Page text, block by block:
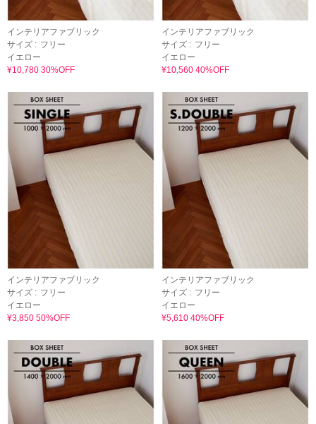
インテリアファブリック
サイズ : フリー
イエロー
¥10,780 30%OFF
インテリアファブリック
サイズ : フリー
イエロー
¥10,560 40%OFF
インテリアファブリック
サイズ : フリー
イエロー
¥3,850 50%OFF
インテリアファブリック
サイズ : フリー
イエロー
¥5,610 40%OFF